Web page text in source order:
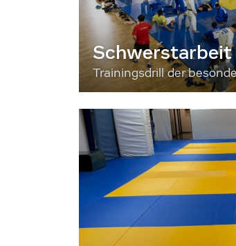
Schwerstarbeit
Trainingsdrill der